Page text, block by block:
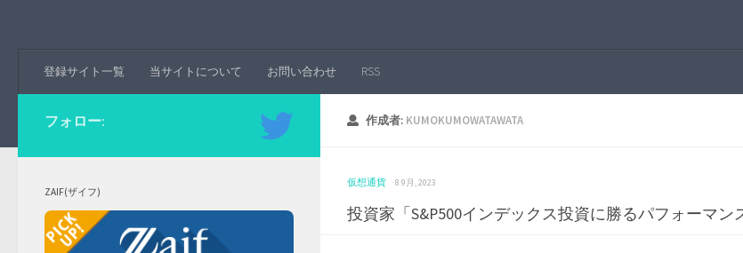
登録サイト一覧 当サイトについて お問い合わせ RSS
作成者: KUMOKUMOWATAWATA
仮想通貨 · 8 9月, 2023
投資家「S&P500インデックス投資に勝るパフォーマン
フォロー:
ZAIF(ザイフ)